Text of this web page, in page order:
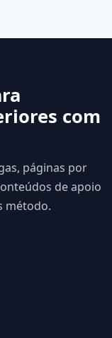
com
páginas por
de apoio
método.